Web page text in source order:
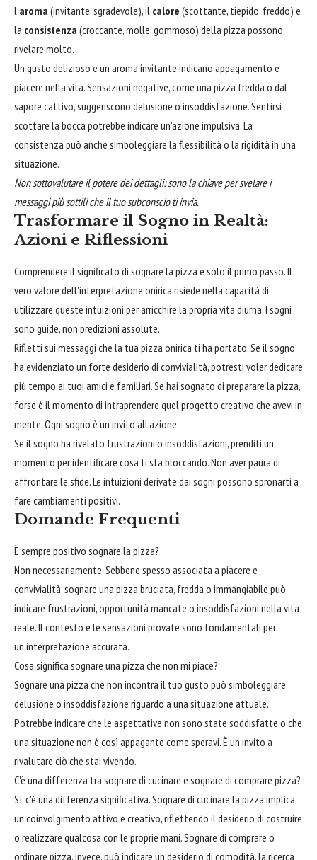
l'aroma (invitante, sgradevole), il calore (scottante, tiepido, freddo) e
la consistenza (croccante, molle, gommoso) della pizza possono
rivelare molto.
Un gusto delizioso e un aroma invitante indicano appagamento e
piacere nella vita. Sensazioni negative, come una pizza fredda o dal
sapore cattivo, suggeriscono delusione o insoddisfazione. Sentirsi
scottare la bocca potrebbe indicare un'azione impulsiva. La
consistenza può anche simboleggiare la flessibilità o la rigidità in una
situazione.
Non sottovalutare il potere dei dettagli: sono la chiave per svelare i
messaggi più sottili che il tuo subconscio ti invia.
Trasformare il Sogno in Realtà:
Azioni e Riflessioni
Comprendere il significato di sognare la pizza è solo il primo passo. Il
vero valore dell'interpretazione onirica risiede nella capacità di
utilizzare queste intuizioni per arricchire la propria vita diurna. I sogni
sono guide, non predizioni assolute.
Rifletti sui messaggi che la tua pizza onirica ti ha portato. Se il sogno
ha evidenziato un forte desiderio di convivialità, potresti voler dedicare
più tempo ai tuoi amici e familiari. Se hai sognato di preparare la pizza,
forse è il momento di intraprendere quel progetto creativo che avevi in
mente. Ogni sogno è un invito all'azione.
Se il sogno ha rivelato frustrazioni o insoddisfazioni, prenditi un
momento per identificare cosa ti sta bloccando. Non aver paura di
affrontare le sfide. Le intuizioni derivate dai sogni possono spronarti a
fare cambiamenti positivi.
Domande Frequenti
È sempre positivo sognare la pizza?
Non necessariamente. Sebbene spesso associata a piacere e
convivialità, sognare una pizza bruciata, fredda o immangiabile può
indicare frustrazioni, opportunità mancate o insoddisfazioni nella vita
reale. Il contesto e le sensazioni provate sono fondamentali per
un'interpretazione accurata.
Cosa significa sognare una pizza che non mi piace?
Sognare una pizza che non incontra il tuo gusto può simboleggiare
delusione o insoddisfazione riguardo a una situazione attuale.
Potrebbe indicare che le aspettative non sono state soddisfatte o che
una situazione non è così appagante come speravi. È un invito a
rivalutare ciò che stai vivendo.
C'è una differenza tra sognare di cucinare e sognare di comprare pizza?
Sì, c'è una differenza significativa. Sognare di cucinare la pizza implica
un coinvolgimento attivo e creativo, riflettendo il desiderio di costruire
o realizzare qualcosa con le proprie mani. Sognare di comprare o
ordinare pizza, invece, può indicare un desiderio di comodità, la ricerca